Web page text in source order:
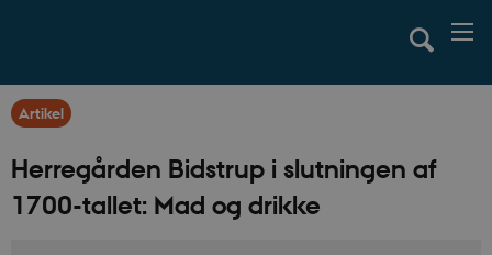
Artikel
Herregården Bidstrup i slutningen af
1700-tallet: Mad og drikke